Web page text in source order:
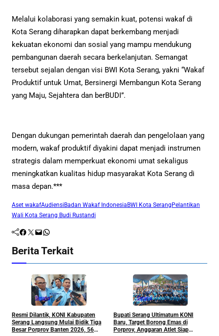
Melalui kolaborasi yang semakin kuat, potensi wakaf di
Kota Serang diharapkan dapat berkembang menjadi
kekuatan ekonomi dan sosial yang mampu mendukung
pembangunan daerah secara berkelanjutan. Semangat
tersebut sejalan dengan visi BWI Kota Serang, yakni “Wakaf
Produktif untuk Umat, Bersinergi Membangun Kota Serang
yang Maju, Sejahtera dan berBUDI”.
Dengan dukungan pemerintah daerah dan pengelolaan yang
modern, wakaf produktif diyakini dapat menjadi instrumen
strategis dalam memperkuat ekonomi umat sekaligus
meningkatkan kualitas hidup masyarakat Kota Serang di
masa depan.***
Aset wakafAudiensi Badan Wakaf Indonesia BWI Kota Serang Pelantikan
Wali Kota Serang Budi Rustandi
Facebook Twitter Mail WhatsApp
Berita Terkait
Serang
Resmi Dilantik, KONI Kabupaten
Serang Langsung Mulai Bidik Tiga
Besar Porprov Banten 2026, 56
Serang
Bupati Serang Ultimatum KONI
Baru, Target Borong Emas di
Porprov, Anggaran Atlet Siap